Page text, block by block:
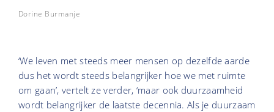
Dorine Burmanje
‘We leven met steeds meer mensen op dezelfde aarde
dus het wordt steeds belangrijker hoe we met ruimte
om gaan’, vertelt ze verder, ‘maar ook duurzaamheid
wordt belangrijker de laatste decennia. Als je duurzaam